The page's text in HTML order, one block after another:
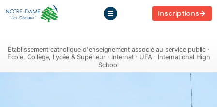
Inscriptions
Établissement catholique d'enseignement associé au service public ·
École, Collège, Lycée & Supérieur · Internat · UFA · International High
School